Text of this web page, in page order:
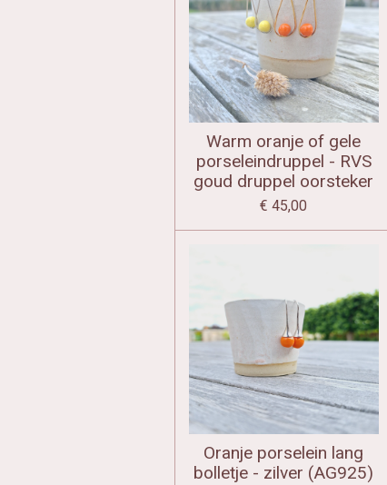
Warm oranje of gele
porseleindruppel - RVS
goud druppel oorsteker
€ 45,00
Oranje porselein lang
bolletje - zilver (AG925)